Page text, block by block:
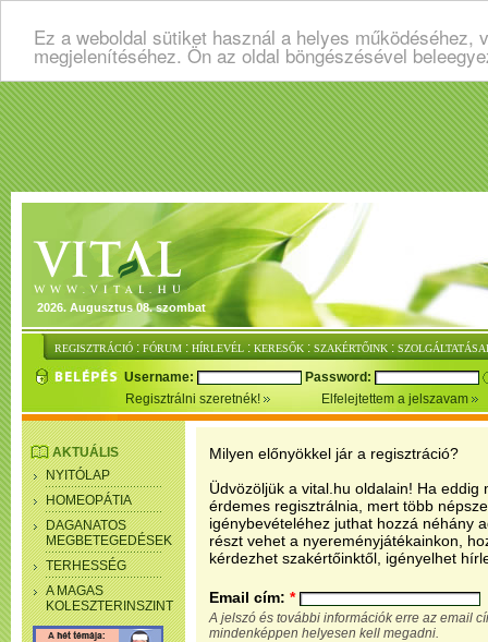
Ez a weboldal sütiket használ a helyes
megjelenítéséhez. Ön az oldal böngészésével
2026. Augusztus 08. szombat
REGISZTRÁCIÓ : FÓRUM : HÍRLEVÉL : KERESŐK : SZAKÉRTŐINK :
Username:
Password:
Regisztrálni szeretnék!
Elfelejtettem a jelszavam
AKTUÁLIS
NYITÓLAP
HOMEOPÁTIA
DAGANATOS
MEGBETEGEDÉSEK
TERHESSÉG
A MAGAS
KOLESZTERINSZINT
Milyen előnyökkel jár a regisztráció?
Üdvözöljük a vital.hu oldalain! Ha eddig
érdemes regisztrálnia, mert több
igénybevételéhez juthat hozzá néhány
részt vehet a nyereményjátékainkon,
kérdezhet szakértőinktől, igényelhet
Email cím: *
A jelszó és további információk erre az email
mindenképpen helyesen kell megadni.